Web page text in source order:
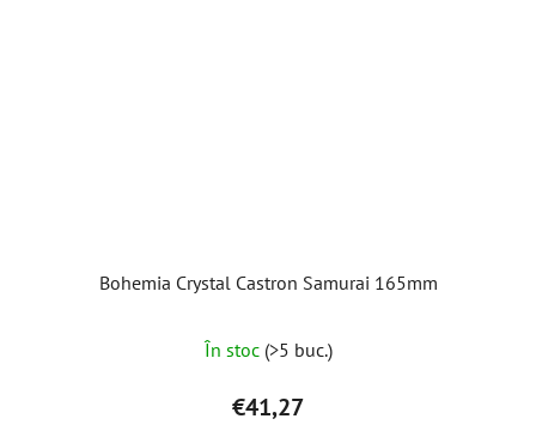
Bohemia Crystal Castron Samurai 165mm
În stoc (>5 buc.)
€41,27